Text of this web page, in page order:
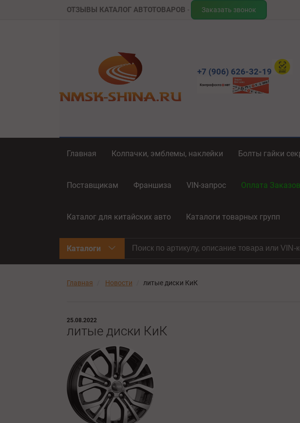
ОТЗЫВЫ КАТАЛОГ АВТОТОВАРОВ Заказать звонок
+7 (906) 626-32-19
Главная Колпачки, эмблемы, наклейки Болты гайки
Поставщикам Франшиза VIN-запрос Оплата Заказов
Каталог для китайских авто Каталоги товарных групп
Каталоги
Главная Новости литые диски КиК
25.08.2022
литые диски КиК